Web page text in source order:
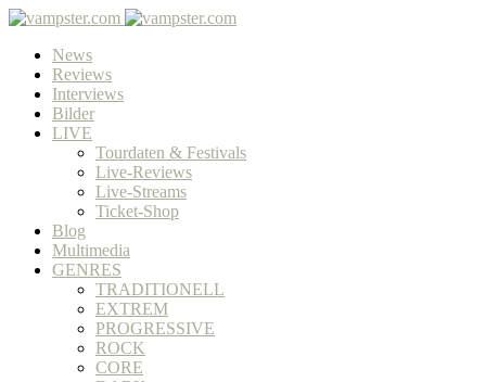
News
Reviews
Interviews
Bilder
LIVE
Tourdaten & Festivals
Live-Reviews
Live-Streams
Ticket-Shop
Blog
Multimedia
GENRES
TRADITIONELL
EXTREM
PROGRESSIVE
ROCK
CORE